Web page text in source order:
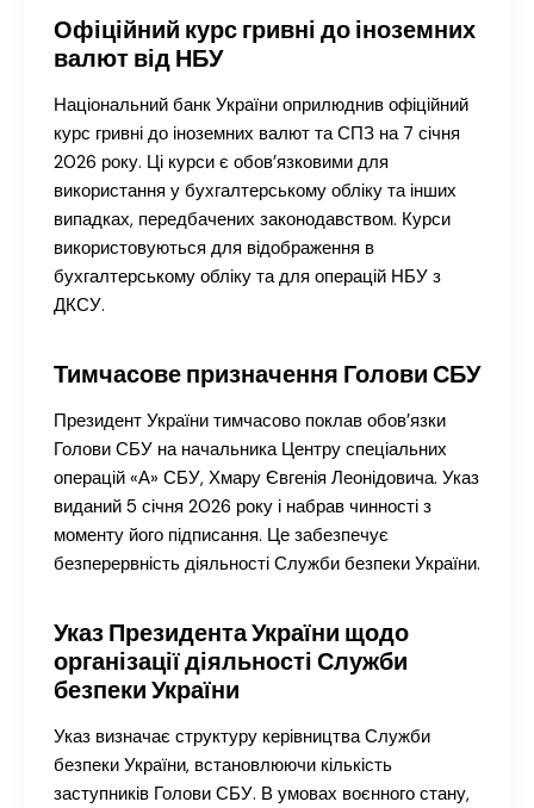
Офіційний курс гривні до іноземних
валют від НБУ
Національний банк України оприлюднив офіційний
курс гривні до іноземних валют та СПЗ на 7 січня
2026 року. Ці курси є обов’язковими для
використання у бухгалтерському обліку та інших
випадках, передбачених законодавством. Курси
використовуються для відображення в
бухгалтерському обліку та для операцій НБУ з
ДКСУ.
Тимчасове призначення Голови СБУ
Президент України тимчасово поклав обов’язки
Голови СБУ на начальника Центру спеціальних
операцій «А» СБУ, Хмару Євгенія Леонідовича. Указ
виданий 5 січня 2026 року і набрав чинності з
моменту його підписання. Це забезпечує
безперервність діяльності Служби безпеки України.
Указ Президента України щодо
організації діяльності Служби
безпеки України
Указ визначає структуру керівництва Служби
безпеки України, встановлюючи кількість
заступників Голови СБУ. В умовах воєнного стану,